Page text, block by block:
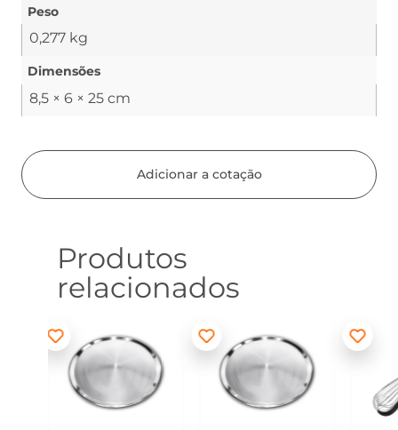
Peso
0,277 kg
Dimensões
8,5 × 6 × 25 cm
Adicionar a cotação
Produtos
relacionados